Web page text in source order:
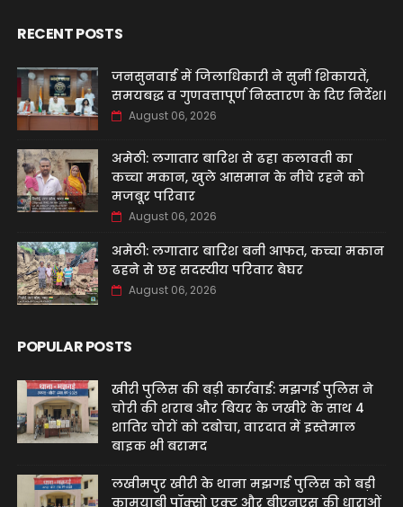
RECENT POSTS
जनसुनवाई में जिलाधिकारी ने सुनीं शिकायतें,
समयबद्ध व गुणवत्तापूर्ण निस्तारण के दिए निर्देश।
August 06, 2026
अमेठी: लगातार बारिश से ढहा कलावती का
कच्चा मकान, खुले आसमान के नीचे रहने को
मजबूर परिवार
August 06, 2026
अमेठी: लगातार बारिश बनी आफत, कच्चा मकान
ढहने से छह सदस्यीय परिवार बेघर
August 06, 2026
POPULAR POSTS
खीरी पुलिस की बड़ी कार्रवाई: मझगई पुलिस ने
चोरी की शराब और बियर के जखीरे के साथ 4
शातिर चोरों को दबोचा, वारदात में इस्तेमाल
बाइक भी बरामद
लखीमपुर खीरी के थाना मझगई पुलिस को बड़ी
कामयाबी पॉक्सो एक्ट और बीएनएस की धाराओं